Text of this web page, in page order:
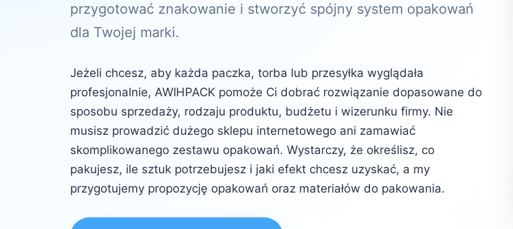
przygotować znakowanie i stworzyć spójny system opakowań
dla Twojej marki.
Jeżeli chcesz, aby każda paczka, torba lub przesyłka wyglądała
profesjonalnie, AWIHPACK pomoże Ci dobrać rozwiązanie dopasowane do
sposobu sprzedaży, rodzaju produktu, budżetu i wizerunku firmy. Nie
musisz prowadzić dużego sklepu internetowego ani zamawiać
skomplikowanego zestawu opakowań. Wystarczy, że określisz, co
pakujesz, ile sztuk potrzebujesz i jaki efekt chcesz uzyskać, a my
przygotujemy propozycję opakowań oraz materiałów do pakowania.